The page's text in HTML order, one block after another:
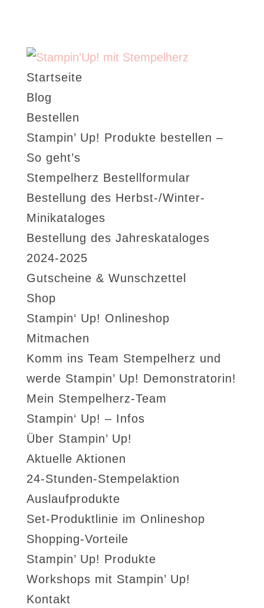
Startseite
Blog
Bestellen
Stampin’ Up! Produkte bestellen –
So geht’s
Stempelherz Bestellformular
Bestellung des Herbst-/Winter-
Minikataloges
Bestellung des Jahreskataloges
2024-2025
Gutscheine & Wunschzettel
Shop
Stampin‘ Up! Onlineshop
Mitmachen
Komm ins Team Stempelherz und
werde Stampin’ Up! Demonstratorin!
Mein Stempelherz-Team
Stampin‘ Up! – Infos
Über Stampin’ Up!
Aktuelle Aktionen
24-Stunden-Stempelaktion
Auslaufprodukte
Set-Produktlinie im Onlineshop
Shopping-Vorteile
Stampin’ Up! Produkte
Workshops mit Stampin’ Up!
Kontakt